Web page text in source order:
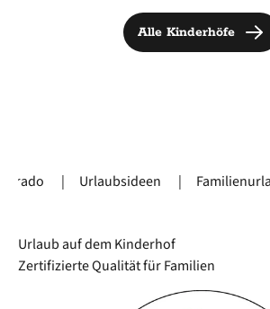
Alle Kinderhöfe
Urlaub auf dem Kinderhof
Zertifizierte Qualität für Familien